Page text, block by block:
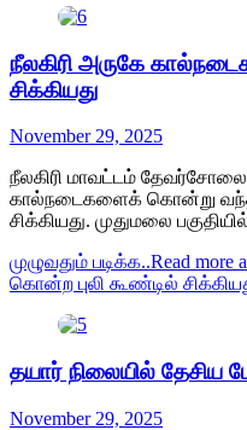
நீலகிரி அருகே
சிக்கியது
November 29, 2025
நீலகிரி மாவட்டம்
கால்நடைகளைக் கொன்று வந்த
சிக்கியது. முதுமலை
முழுவதும் படிக்க..Read
கொன்ற புலி கூண்டில்
தயார் நிலையில் தேசிய
November 29, 2025